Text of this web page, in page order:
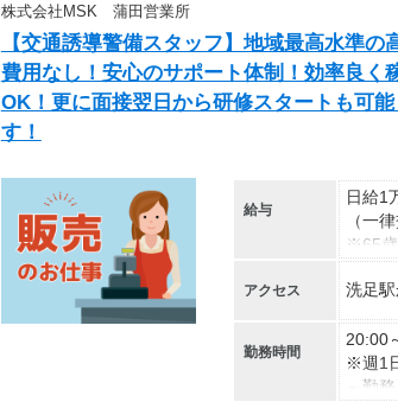
株式会社MSK 蒲田営業所
【交通誘導警備スタッフ】地域最高水準
費用なし！安心のサポート体制！効率良く
OK！更に面接翌日から研修スタートも可
す！
給与
日給1
（一
※65歳
---
■交通
日給1
（一
アクセス 洗足駅
勤務時間
20:00
※週1
～勤